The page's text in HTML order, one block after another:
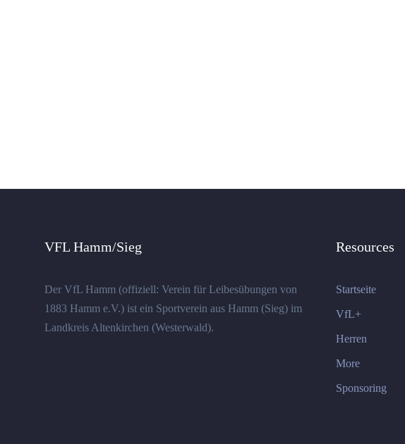
VFL Hamm/Sieg
Der VfL Hamm (offiziell: Verein für Leibesübungen von
1883 Hamm e.V.) ist ein Sportverein aus Hamm (Sieg) im
Landkreis Altenkirchen (Westerwald).
Resources
Startseite
VfL+
Herren
More
Sponsoring